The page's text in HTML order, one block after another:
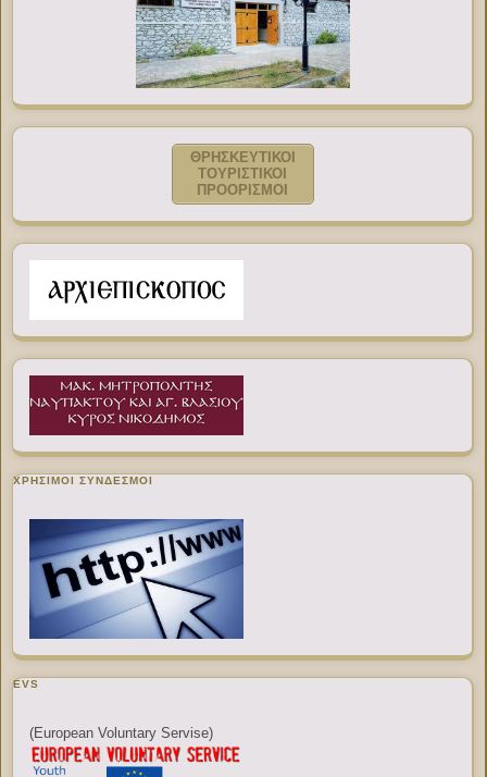
ΘΡΗΣΚΕΥΤΙΚΟΙ
ΤΟΥΡΙΣΤΙΚΟΙ
ΠΡΟΟΡΙΣΜΟΙ
ΧΡΉΣΙΜΟΙ ΣΎΝΔΕΣΜΟΙ
EVS
(European Voluntary Servise)